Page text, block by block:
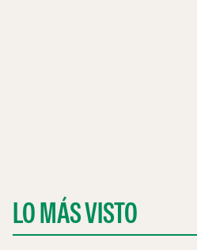
LO MÁS VISTO